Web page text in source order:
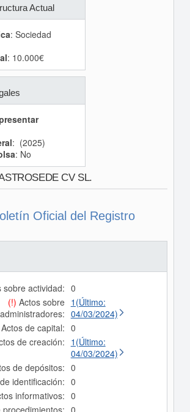
Actual
: Sociedad
: 10.000€
: (2025)
: No
CV SL.
Oficial del Registro
sobre actividad: 0
(!) Actos sobre
administradores:
1(Último:
04/03/2024)
Actos de capital: 0
de creación: 1(Último:
04/03/2024)
de depósitos: 0
identificación: 0
informativos: 0